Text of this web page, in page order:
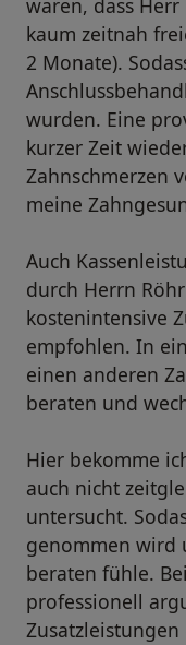
waren, dass
kaum zeitnah
2 Monate).
wurden. Eine
kurzer Zeit
Zahnschmerzen
meine
Auch
durch Herrn
kostenintensive
empfohlen. In
einen anderen
beraten und
Hier bekomme
auch nicht
untersucht.
genommen wird
beraten fühle.
professionell